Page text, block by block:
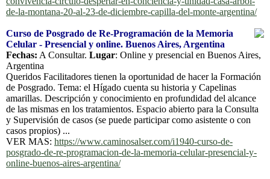
de-la-montana-20-al-23-de-diciembre-capilla-del-monte-argentina/
Curso de Posgrado de Re-Programación de la Memoria
Celular - Presencial y online. Buenos Aires, Argentina
Fechas: A Consultar. Lugar: Online y presencial en Buenos Aires,
Argentina
Queridos Facilitadores tienen la oportunidad de hacer la Formación
de Posgrado. Tema: el Hígado cuenta su historia y Capelinas
amarillas. Descripción y conocimiento en profundidad del alcance
de las mismas en los tratamientos. Espacio abierto para la Consulta
y Supervisión de casos (se puede participar como asistente o con
casos propios) ...
VER MAS: https://www.caminosalser.com/i1940-curso-de-
posgrado-de-re-programacion-de-la-memoria-celular-presencial-y-
online-buenos-aires-argentina/